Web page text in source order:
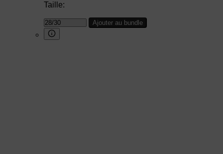
Taille:
Ajouter au bundle